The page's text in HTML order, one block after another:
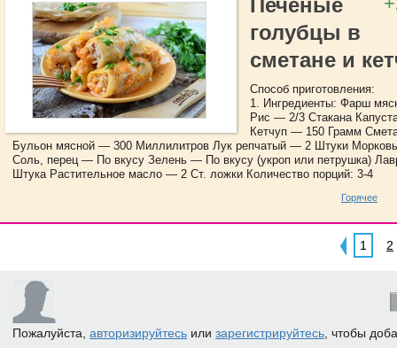
голубцы в
сметане и
Способ приготовления:
1. Ингредиенты: Фарш
Рис — 2/3 Стакана
Кетчуп — 150 Грамм
Бульон мясной — 300 Миллилитров Лук репчатый — 2 Штуки
Соль, перец — По вкусу Зелень — По вкусу (укроп или петрушка)
Штука Растительное масло — 2 Ст. ложки Количество порций: 3-4
Горячее
1 2
Пожалуйста, авторизируйтесь или зарегистрируйтесь , чтобы